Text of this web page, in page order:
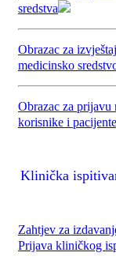
sredstva
Obrazac za
medicinsko
Obrazac za prijavu
korisnike i
Klinička
Zahtjev za
Prijava kliničkog